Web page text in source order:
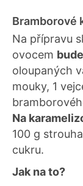
Bramborové
Na přípravu
ovocem
oloupaných
mouky, 1
Na
100 g
cukru.
Jak na to?